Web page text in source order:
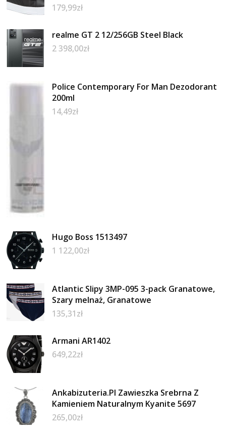
179,99zł
realme GT 2 12/256GB Steel Black
2 398,00zł
Police Contemporary For Man Dezodorant
200ml
14,49zł
Hugo Boss 1513497
1 122,00zł
Atlantic Slipy 3MP-095 3-pack Granatowe,
Szary melnaż, Granatowe
135,31zł
Armani AR1402
649,22zł
Ankabizuteria.Pl Zawieszka Srebrna Z
Kamieniem Naturalnym Kyanite 5697
265,00zł